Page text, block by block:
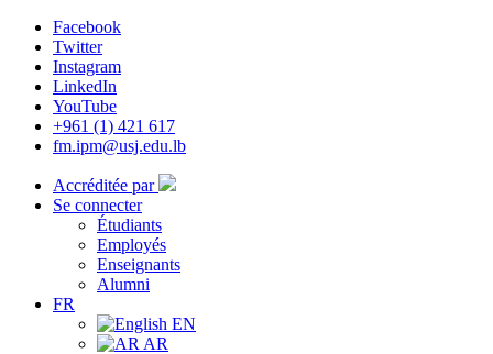
Facebook
Twitter
Instagram
LinkedIn
YouTube
+961 (1) 421 617
fm.ipm@usj.edu.lb
Accréditée par
Se connecter
Étudiants
Employés
Enseignants
Alumni
FR
EN
AR